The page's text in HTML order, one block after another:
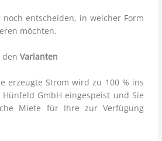
entscheiden, in welcher Form
möchten.
denVarianten
erzeugte Strom wird zu 100 % ins
GmbH eingespeist und Sie
Miete für Ihre zur Verfügung